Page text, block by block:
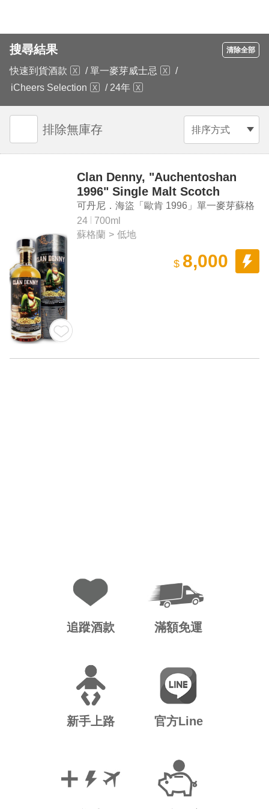
搜尋結果 清除全部
快速到貨酒款 / 單一麥芽威士忌
/
iCheers Selection
/ 24年
排序方式
排除無庫存
Clan Denny, "Auchentoshan
1996" Single Malt Scotch
Whisky
可丹尼．海盜「歐肯 1996」單一麥芽蘇格
蘭威士忌原酒
24
700ml
蘇格蘭 > 低地
$ 8,000
追蹤酒款 滿額免運
新手上路 官方Line